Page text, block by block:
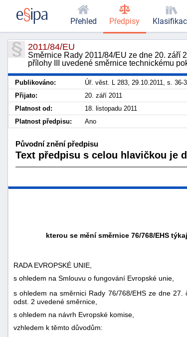
2011/84/EU
Směrnice Rady 2011/84/EU ze dne 20. září
přílohy III uvedené směrnice technickému
Publikováno: Úř. věst. L 283, 29.10.2011, s. 36-
Přijato:
20. září 2011
Platnost od:
18. listopadu 2011
Platnost předpisu:
Ano
Původní znění předpisu
Text předpisu s celou hlavičkou je
kterou se mění směrnice 76/768/EHS
RADA EVROPSKÉ UNIE,
s ohledem na Smlouvu o fungování Evropské unie,
s ohledem na směrnici Rady 76/768/EHS ze dne
odst. 2 uvedené směrnice,
s ohledem na návrh Evropské komise,
vzhledem k těmto důvodům:
Přehled Předpisy